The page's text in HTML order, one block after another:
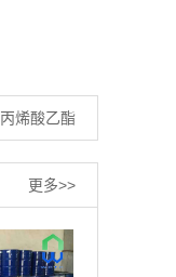
丙烯酸乙酯
更多>>